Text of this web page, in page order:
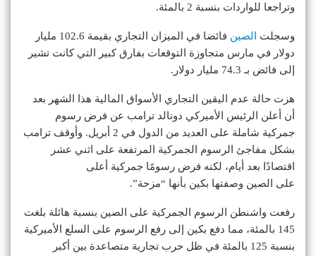
وتراجعا للواردات بنسبة 2 بالمئة.
وسجلت الصين
فائضا في الميزان التجاري بقيمة 102.6 مليار
دولار في مارس متجاوزة التوقعات بفارق كبير التي كانت تشير
إلى فائض بـ 74.3 مليار دولار.
هزت حالة عدم اليقين التجاري الأسواق المالية هذا الشهر بعد
أن أعلن الرئيس الأميركي دونالد ترامب عن فرض رسوم
جمركية شاملة على العديد من الدول في 2 أبريل. وأوقف ترامب
بشكل مفاجئ الرسوم الجمركية المرتفعة على اثني عشر
اقتصادًا بعد أيام، لكنه فرض رسومًا جمركية أعلى
على الصين وصفتها بكين بأنها “مزحة”.
رفعت واشنطن الرسوم الجمركية على الصين بنسبة هائلة بلغت
145 بالمئة، مما دفع بكين إلى رفع الرسوم على السلع الأميركية
بنسبة 125 بالمئة في ظل حرب تجارية متصاعدة بين أكبر